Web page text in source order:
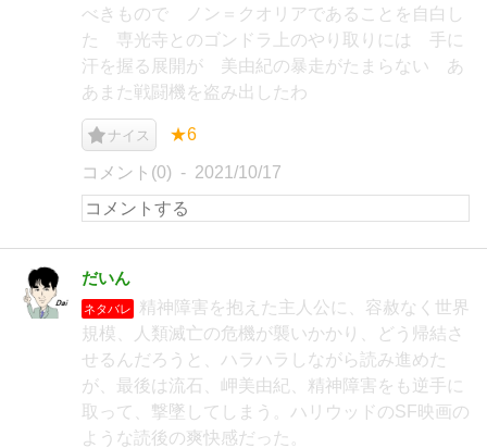
べきもので ノン＝クオリアであることを自白し
た 専光寺とのゴンドラ上のやり取りには 手に
汗を握る展開が 美由紀の暴走がたまらない あ
あまた戦闘機を盗み出したわ
ナイス ★6
コメント(0) 2021/10/17
だいん
ネタバレ
精神障害を抱えた主人公に、容赦なく世界
規模、人類滅亡の危機が襲いかかり、どう帰結さ
せるんだろうと、ハラハラしながら読み進めた
が、最後は流石、岬美由紀、精神障害をも逆手に
取って、撃墜してしまう。ハリウッドのSF映画の
ような読後の爽快感だった。